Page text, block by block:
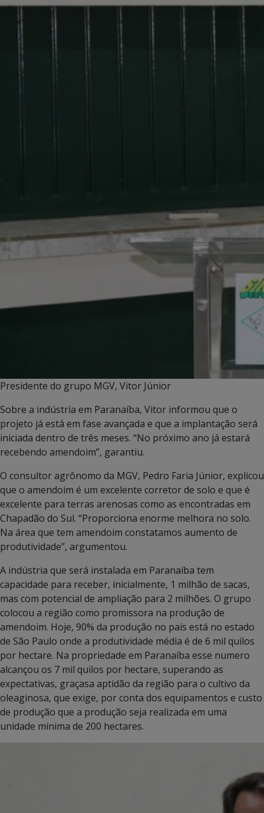
Presidente do grupo MGV, Vitor Júnior
Sobre a indústria em Paranaíba, Vitor informou que o
projeto já está em fase avançada e que a implantação será
iniciada dentro de três meses. “No próximo ano já estará
recebendo amendoim”, garantiu.
O consultor agrônomo da MGV, Pedro Faria Júnior, explicou
que o amendoim é um excelente corretor de solo e que é
excelente para terras arenosas como as encontradas em
Chapadão do Sul. “Proporciona enorme melhora no solo.
Na área que tem amendoim constatamos aumento de
produtividade”, argumentou.
A indústria que será instalada em Paranaíba tem
capacidade para receber, inicialmente, 1 milhão de sacas,
mas com potencial de ampliação para 2 milhões. O grupo
colocou a região como promissora na produção de
amendoim. Hoje, 90% da produção no país está no estado
de São Paulo onde a produtividade média é de 6 mil quilos
por hectare. Na propriedade em Paranaíba esse numero
alcançou os 7 mil quilos por hectare, superando as
expectativas, graçasa aptidão da região para o cultivo da
oleaginosa, que exige, por conta dos equipamentos e custo
de produção que a produção seja realizada em uma
unidade mínima de 200 hectares.